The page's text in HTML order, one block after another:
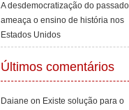
A desdemocratização do passado
ameaça o ensino de história nos
Estados Unidos
Últimos comentários
Daiane on Existe solução para o